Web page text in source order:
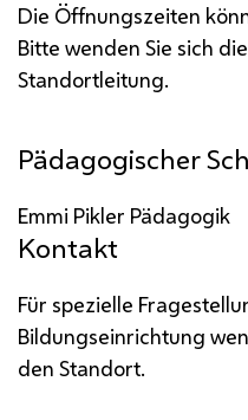
Die Öffnungszeiten
Bitte wenden Sie sich
Standortleitung.
Pädagogischer
Emmi Pikler Pädagogik
Kontakt
Für spezielle
Bildungseinrichtung
den Standort.